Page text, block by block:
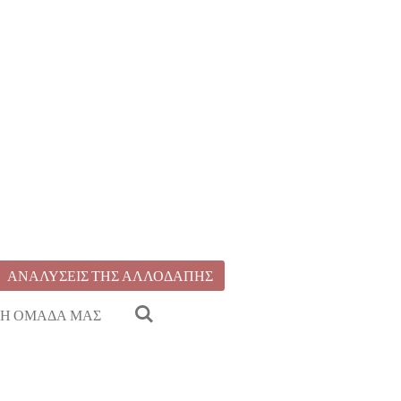
ΑΝΑΛΥΣΕΙΣ ΤΗΣ ΑΛΛΟΔΑΠΗΣ
Η ΟΜΑΔΑ ΜΑΣ